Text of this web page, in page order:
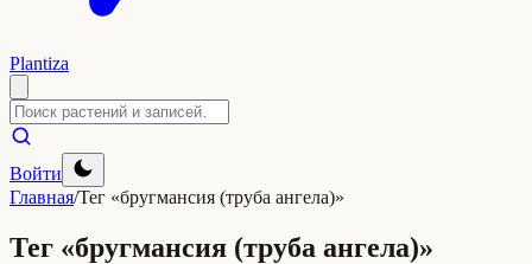
Plantiza
Войти
Главная/Тег «бругмансия (труба ангела)»
Тег «бругмансия (труба ангела)»